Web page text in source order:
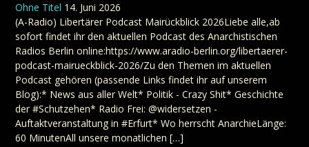
Ohne Titel 14. Juni 2026
(A-Radio) Libertärer Podcast Mairückblick 2026Liebe alle,ab
sofort findet ihr den aktuellen Podcast des Anarchistischen
Radios Berlin online:https://www.aradio-berlin.org/libertaerer-
podcast-mairueckblick-2026/Zu den Themen im aktuellen
Podcast gehören (passende Links findet ihr auf unserem
Blog):* News aus aller Welt* Politik - Crazy Shit* Geschichte
der #Schutzehen* Radio Frei: @widersetzen -
Auftaktveranstaltung in #Erfurt* Wo herrscht AnarchieLänge:
60 MinutenAll unsere monatlichen […]